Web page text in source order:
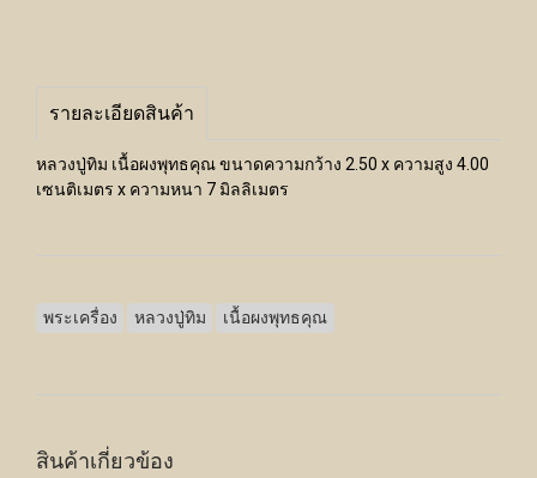
รายละเอียดสินค้า
หลวงปู่ทิม เนื้อผงพุทธคุณ ขนาดความกว้าง 2.50 x ความสูง 4.00
เซนติเมตร x ความหนา 7 มิลลิเมตร
พระเครื่อง หลวงปู่ทิม เนื้อผงพุทธคุณ
สินค้าเกี่ยวข้อง